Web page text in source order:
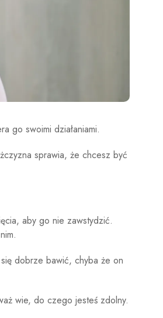
go swoimi działaniami.
sprawia, że ​​chcesz być
aby go nie zawstydzić.
dobrze bawić, chyba że on
wie, do czego jesteś zdolny.